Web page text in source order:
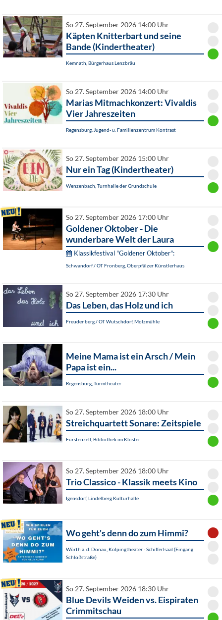
So 27. September 2026 14:00 Uhr
Käpten Knitterbart und seine
Bande (Kindertheater)
Kemnath, Bürgerhaus Lenzbräu
So 27. September 2026 14:00 Uhr
Marias Mitmachkonzert: Vivaldis
Vier Jahreszeiten
Regensburg, Jugend- u. Familienzentrum Kontrast
So 27. September 2026 15:00 Uhr
Nur ein Tag (Kindertheater)
Wenzenbach, Turnhalle der Grundschule
So 27. September 2026 17:00 Uhr
Goldener Oktober - Die
wunderbare Welt der Laura
Klassikfestival "Goldener Oktober":
Schwandorf / OT Fronberg, Oberpfälzer Künstlerhaus
So 27. September 2026 17:30 Uhr
Das Leben, das Holz und ich
Freudenberg / OT Wutschdorf, Molzmühle
Meine Mama ist ein Arsch / Mein
Papa ist ein...
Regensburg, Turmtheater
So 27. September 2026 18:00 Uhr
Streichquartett Sonare: Zeitspiele
Fürstenzell, Bibliothek im Kloster
So 27. September 2026 18:00 Uhr
Trio Classico - Klassik meets Kino
Igensdorf, Lindelberg Kulturhalle
Wo geht's denn do zum Himmi?
Wörth a. d. Donau, Kolpingtheater - Schifferlsaal (Eingang
Schloßstraße)
So 27. September 2026 18:30 Uhr
Blue Devils Weiden vs. Eispiraten
Crimmitschau